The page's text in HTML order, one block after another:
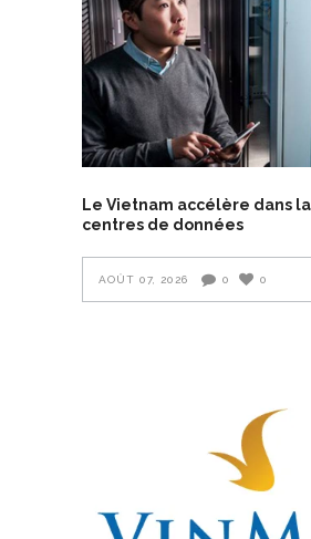
Le Vietnam accélère dans
centres de données
AOÛT 07, 2026 0 0